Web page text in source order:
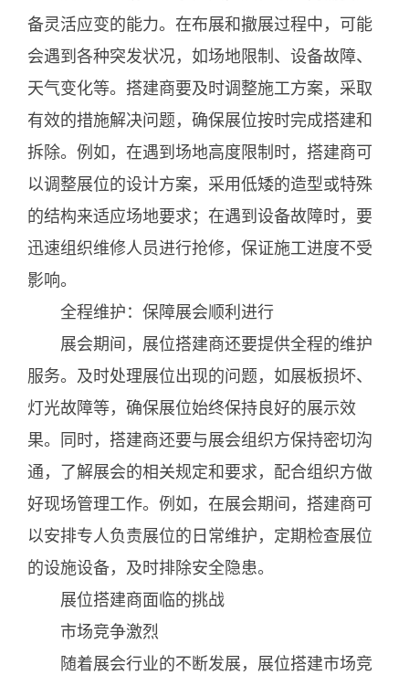
备灵活应变的能力。在布展和撤展过程中，可能
会遇到各种突发状况，如场地限制、设备故障、
天气变化等。搭建商要及时调整施工方案，采取
有效的措施解决问题，确保展位按时完成搭建和
拆除。例如，在遇到场地高度限制时，搭建商可
以调整展位的设计方案，采用低矮的造型或特殊
的结构来适应场地要求；在遇到设备故障时，要
迅速组织维修人员进行抢修，保证施工进度不受
影响。
全程维护：保障展会顺利进行
展会期间，展位搭建商还要提供全程的维护
服务。及时处理展位出现的问题，如展板损坏、
灯光故障等，确保展位始终保持良好的展示效
果。同时，搭建商还要与展会组织方保持密切沟
通，了解展会的相关规定和要求，配合组织方做
好现场管理工作。例如，在展会期间，搭建商可
以安排专人负责展位的日常维护，定期检查展位
的设施设备，及时排除安全隐患。
展位搭建商面临的挑战
市场竞争激烈
随着展会行业的不断发展，展位搭建市场竞